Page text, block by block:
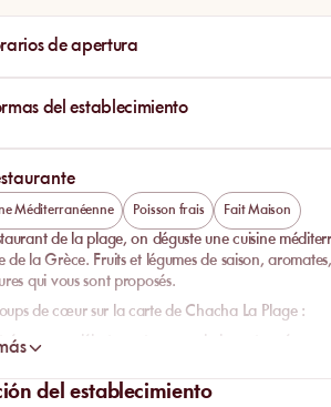
de apertura
del establecimiento
Méditerranéenne Poisson frais Fait Maison
de la plage, on déguste unecuisine
de la Grèce. Fruits et légumes de saison,
qui vous sont proposés.
de cœur sur la carte de Chacha La Plage :
: pour débuter votre repas la burrata
régal !del establecimiento